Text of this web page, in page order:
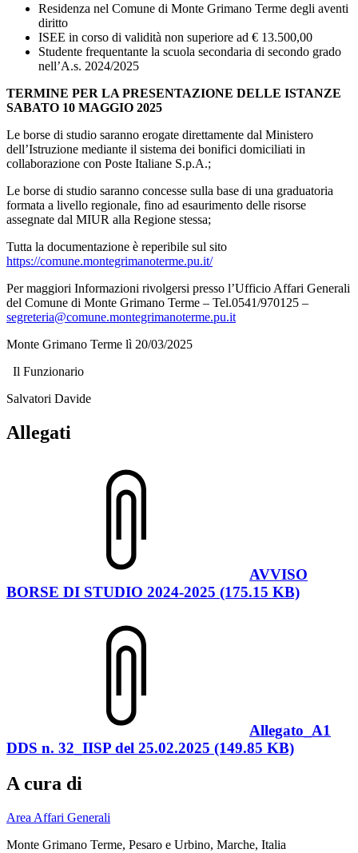
Residenza nel Comune di Monte Grimano Terme degli aventi
diritto
ISEE in corso di validità non superiore ad € 13.500,00
Studente frequentante la scuola secondaria di secondo grado
nell’A.s. 2024/2025
TERMINE PER LA PRESENTAZIONE DELLE ISTANZE
SABATO 10 MAGGIO 2025
Le borse di studio saranno erogate direttamente dal Ministero
dell’Istruzione mediante il sistema dei bonifici domiciliati in
collaborazione con Poste Italiane S.p.A.;
Le borse di studio saranno concesse sulla base di una graduatoria
formata a livello regionale, fino ad esaurimento delle risorse
assegnate dal MIUR alla Regione stessa;
Tutta la documentazione è reperibile sul sito
https://comune.montegrimanoterme.pu.it/
Per maggiori Informazioni rivolgersi presso l’Ufficio Affari Generali
del Comune di Monte Grimano Terme – Tel.0541/970125 –
segreteria@comune.montegrimanoterme.pu.it
Monte Grimano Terme lì 20/03/2025
Il Funzionario
Salvatori Davide
Allegati
AVVISO
BORSE DI STUDIO 2024-2025 (175.15 KB)
Allegato_A1
DDS n. 32_IISP del 25.02.2025 (149.85 KB)
A cura di
Area Affari Generali
Monte Grimano Terme, Pesaro e Urbino, Marche, Italia